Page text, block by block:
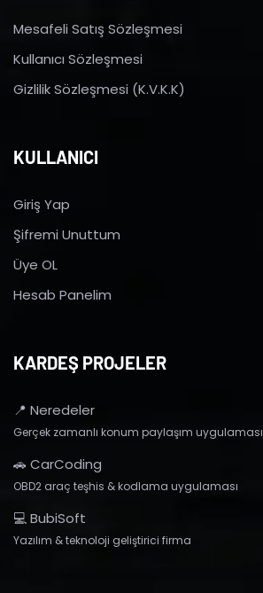
Mesafeli Satış Sözleşmesi
Kullanıcı Sözleşmesi
Gizlilik Sözleşmesi (K.V.K.K)
KULLANICI
Giriş Yap
Şifremi Unuttum
Üye OL
Hesab Panelim
KARDEŞ PROJELER
📍 Neredeler
Gerçek zamanlı konum paylaşım uygulaması
🚗 CarCoding
OBD2 araç teşhis & kodlama uygulaması
💻 BubiSoft
Yazılım & teknoloji geliştirici firma